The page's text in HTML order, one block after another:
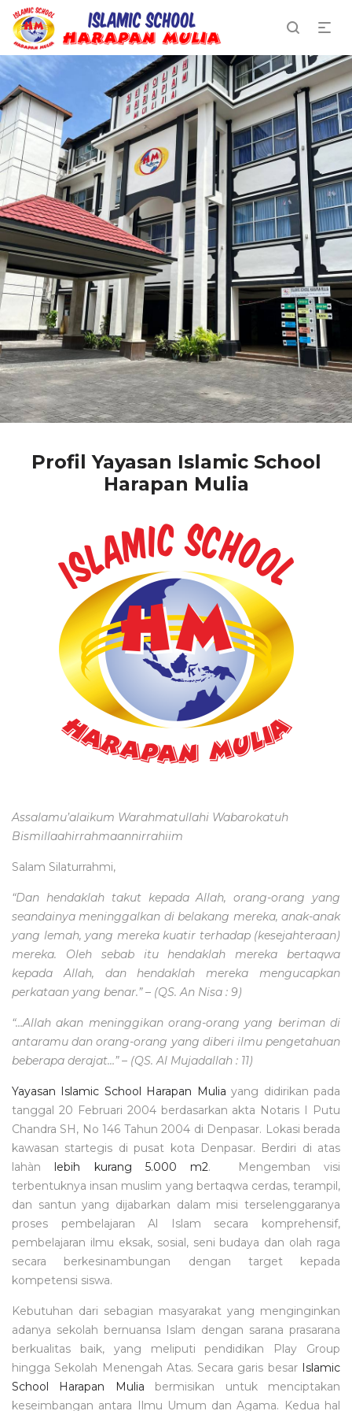
Profil Yayasan Islamic School
Harapan Mulia
Assalamu’alaikum Warahmatullahi Wabarokatuh
Bismillaahirrahmaannirrahiim
Salam Silaturrahmi,
“Dan hendaklah takut kepada Allah, orang-orang yang
seandainya meninggalkan di belakang mereka, anak-anak
yang lemah, yang mereka kuatir terhadap (kesejahteraan)
mereka. Oleh sebab itu hendaklah mereka bertaqwa
kepada Allah, dan hendaklah mereka mengucapkan
perkataan yang benar.” – (QS. An Nisa : 9)
“…Allah akan meninggikan orang-orang yang beriman di
antaramu dan orang-orang yang diberi ilmu pengetahuan
beberapa derajat…” – (QS. Al Mujadallah : 11)
Yayasan Islamic School Harapan Mulia yang didirikan pada
tanggal 20 Februari 2004 berdasarkan akta Notaris I Putu
Chandra SH, No 146 Tahun 2004 di Denpasar. Lokasi berada
kawasan startegis di pusat kota Denpasar. Berdiri di atas
lahàn lebih kurang 5.000 m2. Mengemban visi
terbentuknya insan muslim yang bertaqwa cerdas, terampil,
dan santun yang dijabarkan dalam misi terselenggaranya
proses pembelajaran Al Islam secara komprehensif,
pembelajaran ilmu eksak, sosial, seni budaya dan olah raga
secara berkesinambungan dengan target kepada
kompetensi siswa.
Kebutuhan dari sebagian masyarakat yang menginginkan
adanya sekolah bernuansa Islam dengan sarana prasarana
berkualitas baik, yang meliputi pendidikan Play Group
hingga Sekolah Menengah Atas. Secara garis besar Islamic
School Harapan Mulia bermisikan untuk menciptakan
keseimbangan antara Ilmu Umum dan Agama. Kedua hal